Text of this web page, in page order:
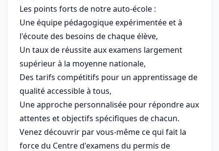
Les points forts de notre auto-école :
Une équipe pédagogique expérimentée et à
l'écoute des besoins de chaque élève,
Un taux de réussite aux examens largement
supérieur à la moyenne nationale,
Des tarifs compétitifs pour un apprentissage de
qualité accessible à tous,
Une approche personnalisée pour répondre aux
attentes et objectifs spécifiques de chacun.
Venez découvrir par vous-même ce qui fait la
force du Centre d'examens du permis de